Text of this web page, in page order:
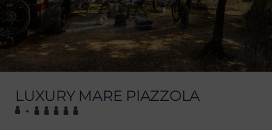
LUXURY MARE PIAZZOLA
+